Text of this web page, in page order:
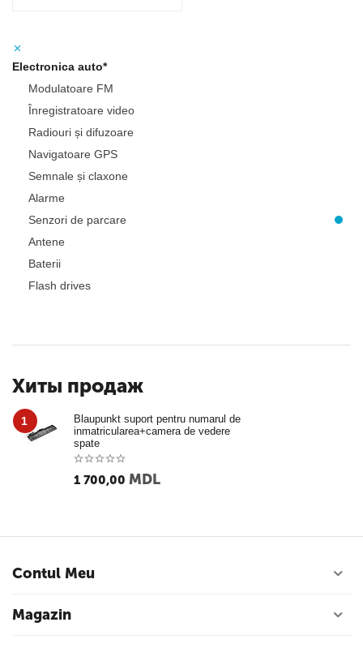
Electronica auto*
Modulatoare FM
Înregistratoare video
Radiouri și difuzoare
Navigatoare GPS
Semnale și claxone
Alarme
Senzori de parcare
Antene
Baterii
Flash drives
Хиты продаж
1
Blaupunkt suport pentru numarul de
inmatricularea+camera de vedere
spate
1 700,00 MDL
Contul Meu
Magazin